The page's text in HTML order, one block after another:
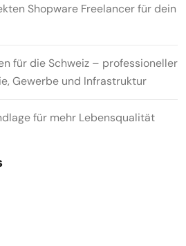
Shopware Freelancer für dein
für die Schweiz – professioneller
Gewerbe und Infrastruktur
für mehr Lebensqualität